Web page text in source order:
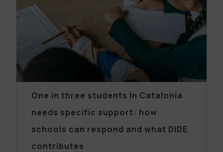
One in three students in Catalonia
needs specific support: how
schools can respond and what DIDE
contributes